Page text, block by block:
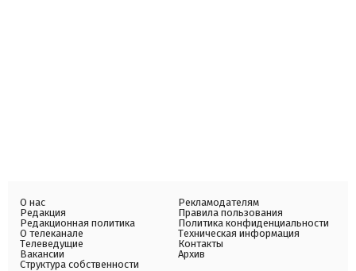
О нас
Редакция
Редакционная политика
О телеканале
Телеведущие
Вакансии
Структура собственности
Рекламодателям
Правила пользования
Политика конфиденциальности
Техническая информация
Контакты
Архив